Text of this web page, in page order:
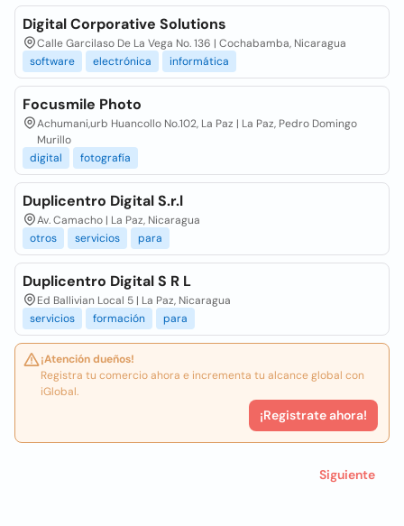
Digital Corporative Solutions
Calle Garcilaso De La Vega No. 136 | Cochabamba, Nicaragua
software
electrónica informática
Focusmile Photo
Achumani,urb Huancollo No.102, La Paz | La Paz, Pedro Domingo
Murillo
digital
fotografía
Duplicentro Digital S.r.l
Av. Camacho | La Paz, Nicaragua
otros
servicios para
Duplicentro Digital S R L
Ed Ballivian Local 5 | La Paz, Nicaragua
servicios
formación para
¡Atención dueños!
Registra tu comercio ahora e incrementa tu alcance global con
iGlobal.
¡Registrate ahora!
Siguiente